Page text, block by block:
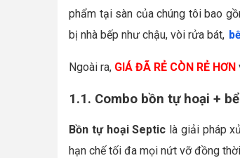
phẩm tại sàn của chúng tôi bao
bị nhà bếp như chậu, vòi rửa bát,
Ngoài ra, GIÁ ĐÃ RẺ CÒN RẺ HƠN
1.1. Combo bồn tự hoại +
Bồn tự hoại Septic là giải pháp
hạn chế tối đa mọi nứt vỡ đồng